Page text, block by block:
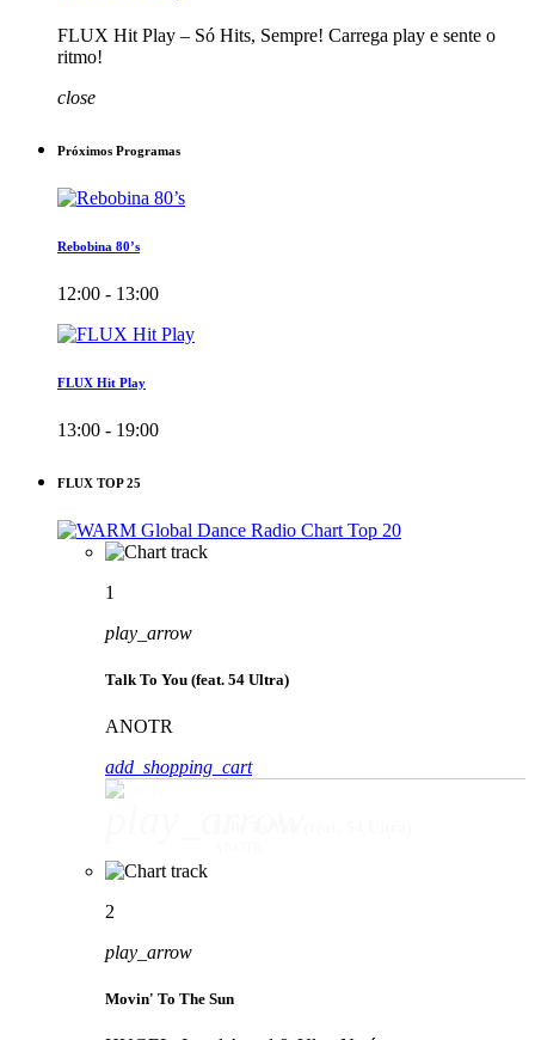
FLUX Hit Play – Só Hits, Sempre! Carrega play e sente o
ritmo!
close
Próximos Programas
Rebobina 80’s
12:00 - 13:00
FLUX Hit Play
13:00 - 19:00
FLUX TOP 25
1
play_arrow
Talk To You (feat. 54 Ultra)
ANOTR
add_shopping_cart
2
play_arrow
Movin' To The Sun